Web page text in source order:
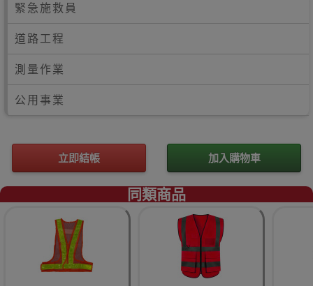
緊急施救員
道路工程
測量作業
公用事業
立即結帳 加入購物車
同類商品